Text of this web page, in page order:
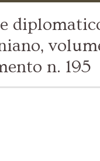
n. 195